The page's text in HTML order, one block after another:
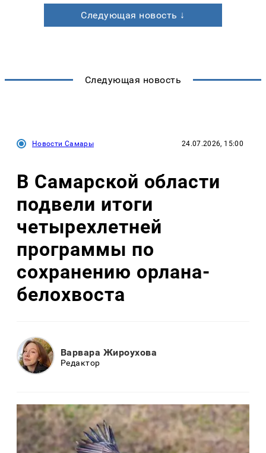
Следующая новость ↓
Следующая новость
Новости Самары 24.07.2026, 15:00
В Самарской области
подвели итоги
четырехлетней
программы по
сохранению орлана-
белохвоста
Варвара Жироухова
Редактор